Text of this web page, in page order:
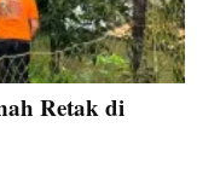
Retak di